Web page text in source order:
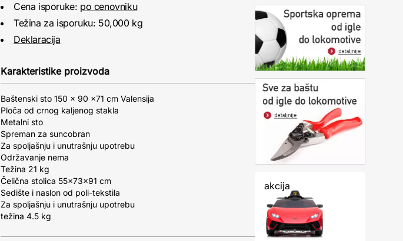
Cena isporuke: po cenovniku
Težina za isporuku: 50,000 kg
Deklaracija
Karakteristike proizvoda
Baštenski sto 150 x 90 x71 cm Valensija
Ploča od crnog kaljenog stakla
Metalni sto
Spreman za suncobran
Za spoljašnju i unutrašnju upotrebu
Održavanje nema
Težina 21 kg
Čelična stolica 55x73x91 cm
Sedište i naslon od poli-tekstila
Za spoljašnju i unutrašnju upotrebu
težina 4.5 kg
akcija